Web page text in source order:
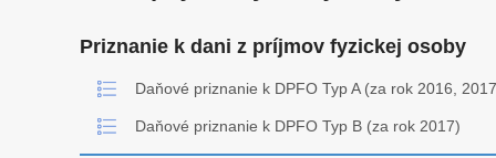
Priznanie k dani z príjmov fyzickej osoby
Daňové priznanie k DPFO Typ A (za rok 2016,
Daňové priznanie k DPFO Typ B (za rok 2017)